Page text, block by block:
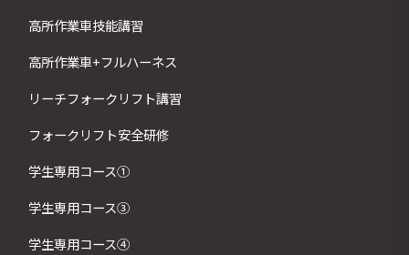
高所作業車技能講習
高所作業車+フルハーネス
リーチフォークリフト講習
フォークリフト安全研修
学生専用コース①
学生専用コース③
学生専用コース④